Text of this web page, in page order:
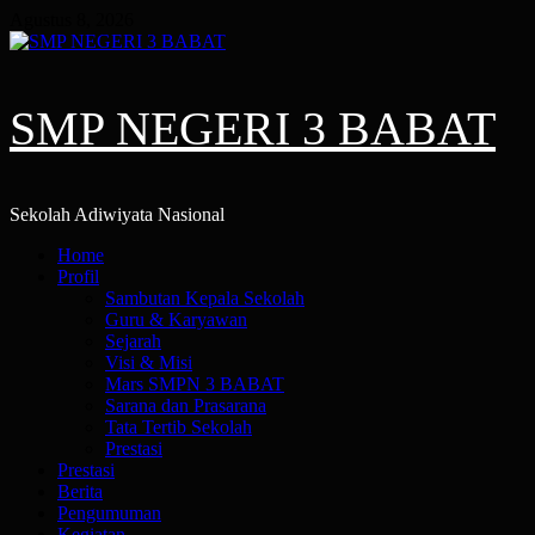
to
SMP NEGERI 3 BABAT
Sekolah Adiwiyata Nasional
PrimaryHome
Profil
Sambutan Kepala Sekolah
Guru & Karyawan
Sejarah
Visi & Misi
Mars SMPN 3 BABAT
Sarana dan Prasarana
Tata Tertib Sekolah
Prestasi
Prestasi
Berita
Pengumuman